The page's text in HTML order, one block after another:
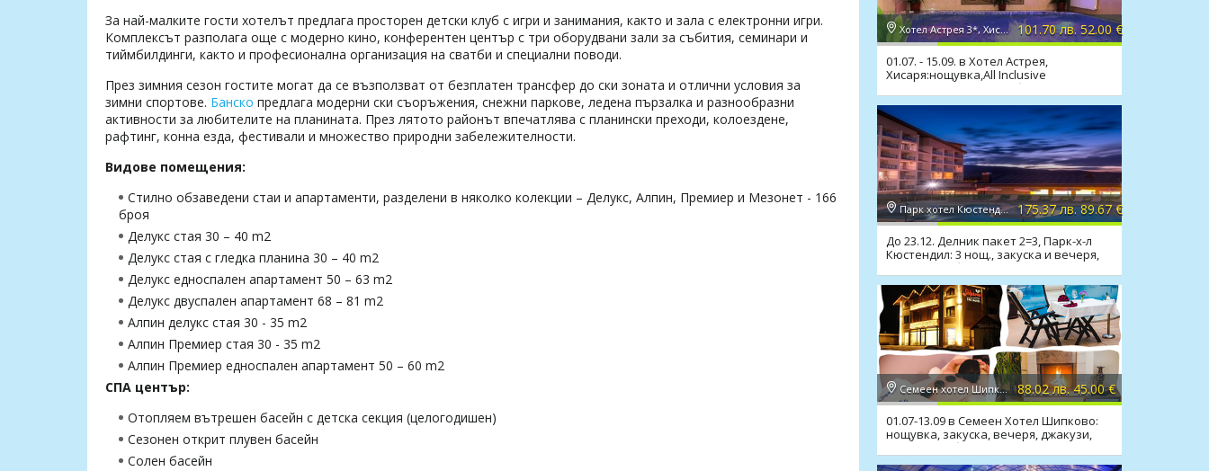
За най-малките гости хотелът предлага просторен детски клуб с игри и занимания, както и зала с електронни игри.
Комплексът разполага още с модерно кино, конферентен център с три оборудвани зали за събития, семинари и
тиймбилдинги, както и професионална организация на сватби и специални поводи.
През зимния сезон гостите могат да се възползват от безплатен трансфер до ски зоната и отлични условия за
зимни спортове. Банско предлага модерни ски съоръжения, снежни паркове, ледена пързалка и разнообразни
активности за любителите на планината. През лятото районът впечатлява с планински преходи, колоездене,
рафтинг, конна езда, фестивали и множество природни забележителности.
Видове помещения:
Стилно обзаведени стаи и апартаменти, разделени в няколко колекции – Делукс, Алпин, Премиер и Мезонет - 166
броя
Делукс стая 30 – 40 m2
Делукс стая с гледка планина 30 – 40 m2
Делукс едноспален апартамент 50 – 63 m2
Делукс двуспален апартамент 68 – 81 m2
Алпин делукс стая 30 - 35 m2
Алпин Премиер стая 30 - 35 m2
Алпин Премиер едноспален апартамент 50 – 60 m2
СПА център:
Отопляем вътрешен басейн с детска секция (целогодишен)
Сезонен открит плувен басейн
Солен басейн
Хотел Астрея 3*, Хисаря 101.70 лв. 52.00 €
01.07. - 15.09. в Хотел Астрея,
Хисаря:нощувка,All Inclusive
Light,релакс зона,мин. басейн
Парк хотел Кюстендил 4*, Кюстендил 175.37 лв. 89.67 €
До 23.12. Делник пакет 2=3, Парк-х-л
Кюстендил: 3 нощ., закуска и вечеря,
минерален басейн
Семеен хотел Шипково 3*, с. Шипково 88.02 лв. 45.00 €
01.07-13.09 в Семеен Хотел Шипково:
нощувка, закуска, вечеря, джакузи,
сауна, мин. басейн